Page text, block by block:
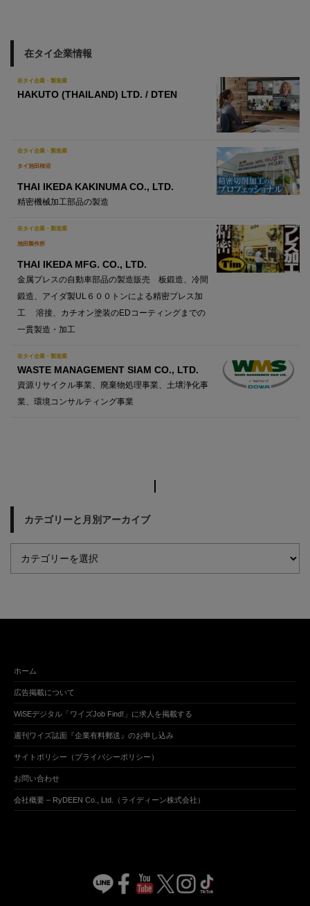
在タイ企業情報
在タイ企業・製造業
HAKUTO (THAILAND) LTD. / DTEN
在タイ企業・製造業
タイ池田柿沼
THAI IKEDA KAKINUMA CO., LTD.
精密機械加工部品の製造
在タイ企業・製造業
池田製作所
THAI IKEDA MFG. CO., LTD.
金属プレスの自動車部品の製造販売 板鍛造、冷間
鍛造、アイダ製UL６００トンによる精密プレス加
工 溶接、カチオン塗装のEDコーティングまでの
一貫製造・加工
在タイ企業・製造業
WASTE MANAGEMENT SIAM CO., LTD.
資源リサイクル事業、廃棄物処理事業、土壌浄化事
業、環境コンサルティング事業
カテゴリーと月別アーカイブ
ホーム
広告掲載について
WiSEデジタル「ワイズJob Find!」に求人を掲載する
週刊ワイズ誌面『企業有料郵送』のお申し込み
サイトポリシー（プライバシーポリシー）
お問い合わせ
会社概要 – RyDEEN Co., Ltd.（ライディーン株式会社）